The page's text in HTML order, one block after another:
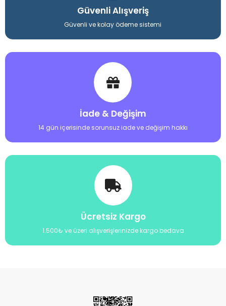
Güvenli Alışveriş
Güvenli ve kolay ödeme sistemi
İade & Değişim
14 gün içerisinde sorunsuz iade ve değişim hakkı
Ücretsiz Kargo
1.500₺ ve üzeri alışverişlerinizde kargo bedava